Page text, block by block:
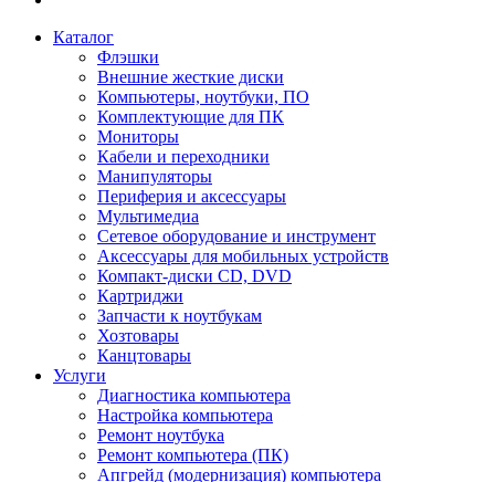
Каталог
Флэшки
Внешние жесткие диски
Компьютеры, ноутбуки, ПО
Комплектующие для ПК
Мониторы
Кабели и переходники
Манипуляторы
Периферия и аксессуары
Мультимедиа
Сетевое оборудование и инструмент
Аксессуары для мобильных устройств
Компакт-диски CD, DVD
Картриджи
Запчасти к ноутбукам
Хозтовары
Канцтовары
Услуги
Диагностика компьютера
Настройка компьютера
Ремонт ноутбука
Ремонт компьютера (ПК)
Апгрейд (модернизация) компьютера